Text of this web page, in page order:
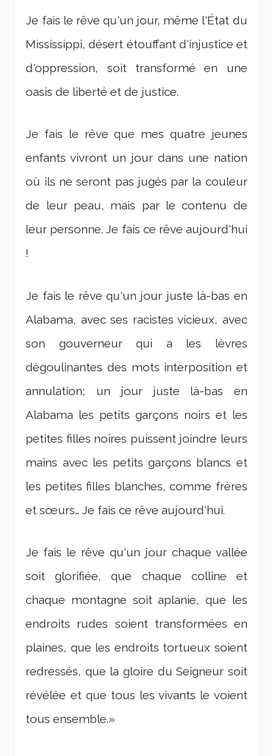
Je fais le rêve qu'un jour, même l'État du
Mississippi, désert étouffant d'injustice et
d'oppression, soit transformé en une
oasis de liberté et de justice.
Je fais le rêve que mes quatre jeunes
enfants vivront un jour dans une nation
où ils ne seront pas jugés par la couleur
de leur peau, mais par le contenu de
leur personne. Je fais ce rêve aujourd'hui
!
Je fais le rêve qu'un jour juste là-bas en
Alabama, avec ses racistes vicieux, avec
son gouverneur qui a les lèvres
dégoulinantes des mots interposition et
annulation; un jour juste là-bas en
Alabama les petits garçons noirs et les
petites filles noires puissent joindre leurs
mains avec les petits garçons blancs et
les petites filles blanches, comme frères
et sœurs… Je fais ce rêve aujourd'hui.
Je fais le rêve qu'un jour chaque vallée
soit glorifiée, que chaque colline et
chaque montagne soit aplanie, que les
endroits rudes soient transformées en
plaines, que les endroits tortueux soient
redressés, que la gloire du Seigneur soit
révélée et que tous les vivants le voient
tous ensemble.»